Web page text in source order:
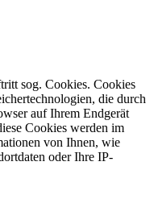
sog. Cookies. Cookies
die durch
auf Ihrem Endgerät
Cookies werden im
von Ihnen, wie
oder Ihre IP-